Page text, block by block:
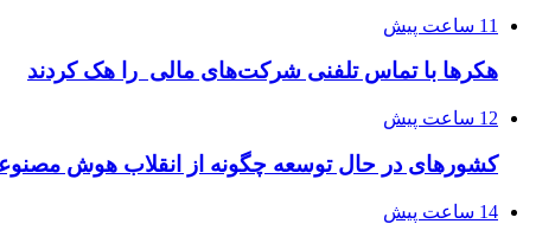
11 ساعت پیش
هکرها با تماس تلفنی شرکت‌های مالی را هک کردند
12 ساعت پیش
کشورهای در حال توسعه چگونه از انقلاب هوش
14 ساعت پیش